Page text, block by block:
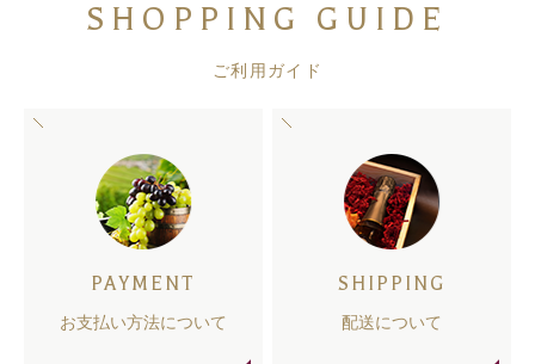
SHOPPING GUIDE
ご利用ガイド
PAYMENT
お支払い方法について
SHIPPING
配送について